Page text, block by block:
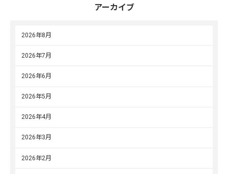
アーカイブ
2026年8月
2026年7月
2026年6月
2026年5月
2026年4月
2026年3月
2026年2月